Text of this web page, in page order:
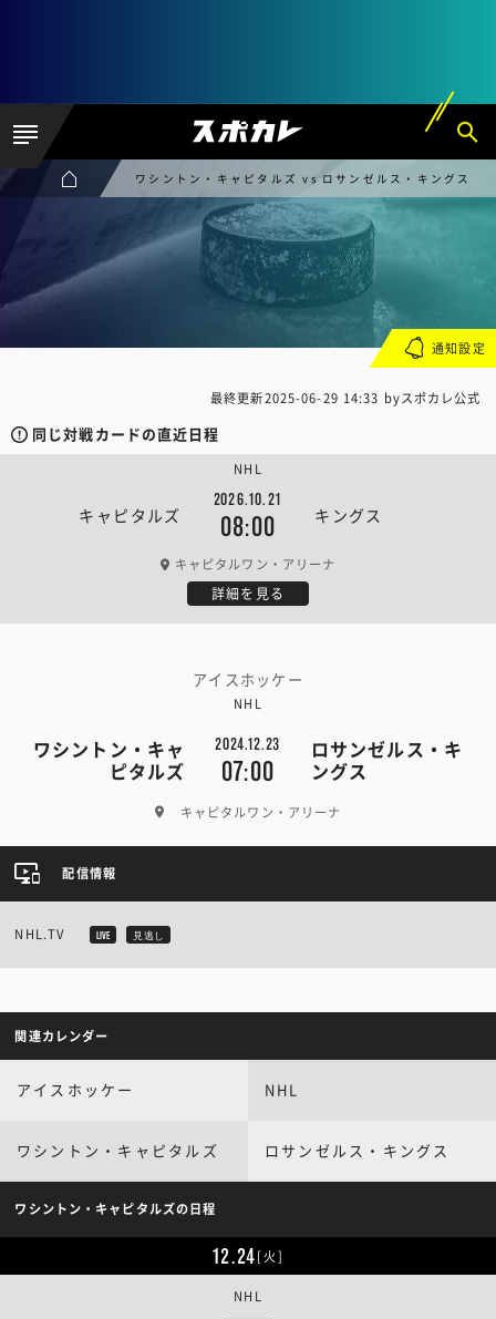
ワシントン・キャピタルズ vs ロサンゼルス・キングス
最終更新2025-06-29 14:33 byスポカレ公式
同じ対戦カードの直近日程
キャピタルズ
2026.10.21
08:00 キングス
NHL
キャピタルワン・アリーナ
詳細を見る
アイスホッケー
NHL
ワシントン・キャ
ピタルズ
2024.12.23
07:00
ロサンゼルス・キ
ングス
キャピタルワン・アリーナ
通知設定
配信情報
NHL.TV LIVE 見逃し
関連カレンダー
アイスホッケー NHL
ワシントン・キャピタルズ ロサンゼルス・キングス
ワシントン・キャピタルズの日程
12.24[火]
NHL